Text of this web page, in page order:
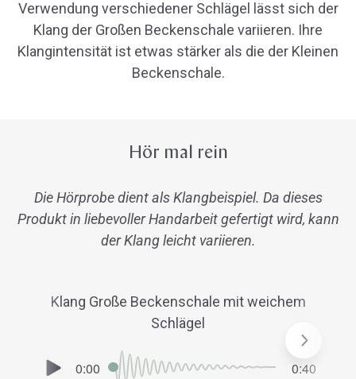
Verwendung verschiedener Schlägel lässt sich der
Klang der Großen Beckenschale variieren. Ihre
Klangintensität ist etwas stärker als die der Kleinen
Beckenschale.
Hör mal rein
Die Hörprobe dient als Klangbeispiel. Da dieses
Produkt in liebevoller Handarbeit gefertigt wird, kann
der Klang leicht variieren.
Klang Große Beckenschale mit weichem
Schlägel